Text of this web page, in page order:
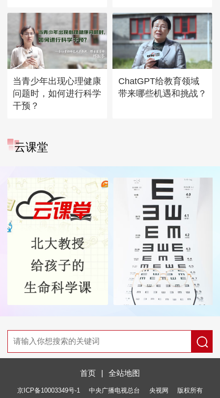
当青少年出现心理健康
问题时，如何进行科学
干预？
ChatGPT给教育领域
带来哪些机遇和挑战？
云课堂
首页 全站地图
京ICP备10003349号-1 中央广播电视总台 央视网 版权所有